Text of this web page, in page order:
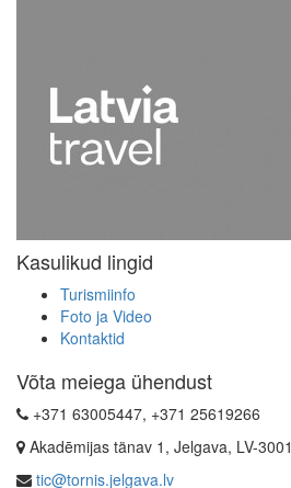
Kasulikud lingid
Turismiinfo
Foto ja Video
Kontaktid
Võta meiega ühendust
+371 63005447, +371 25619266
Akadēmijas tänav 1, Jelgava, LV-3001
tic@tornis.jelgava.lv